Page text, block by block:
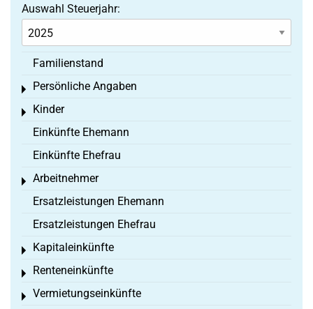
Auswahl Steuerjahr:
Familienstand
Persönliche Angaben
Toggle menu
Kinder
Toggle menu
Einkünfte Ehemann
Einkünfte Ehefrau
Arbeitnehmer
Toggle menu
Ersatzleistungen Ehemann
Ersatzleistungen Ehefrau
Kapitaleinkünfte
Toggle menu
Renteneinkünfte
Toggle menu
Vermietungseinkünfte
Toggle menu